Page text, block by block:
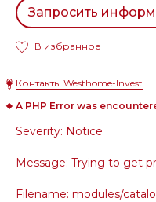
Запросить
В избранное
Контакты Westhome-Invest
A PHP Error was
Severity: Notice
Message: Trying to get
Filename: modules/